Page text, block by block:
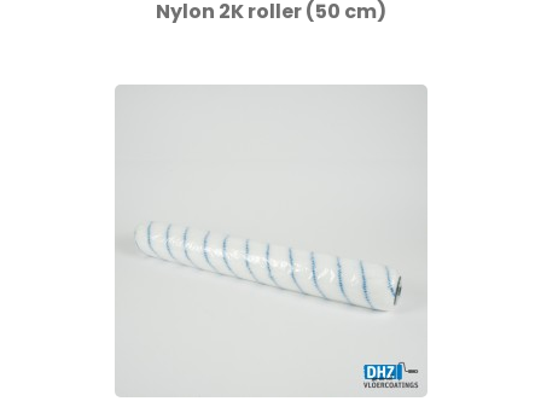
Nylon 2K roller (50 cm)